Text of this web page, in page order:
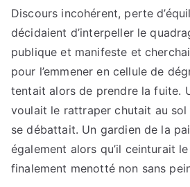
Discours incohérent, perte
décidaient d’interpeller le
publique et manifeste et
pour l’emmener en cellule de
tentait alors de prendre la fuite.
voulait le rattraper chutait au sol
se débattait. Un gardien de la
également alors qu’il ceinturait
finalement menotté non sans